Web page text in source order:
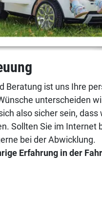
Beratung ist uns Ihre
unterscheiden
also sicher sein, dass
Sollten Sie im Internet
bei der Abwicklung.
Erfahrung in der